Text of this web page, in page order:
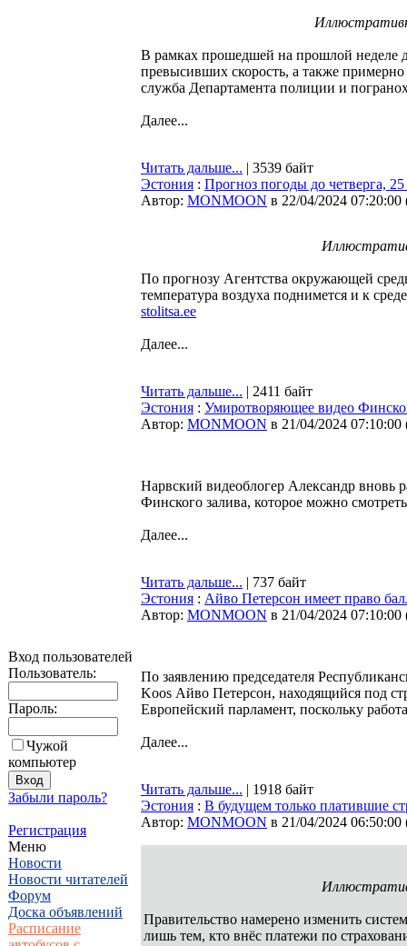
Вход пользователей
Пользователь:
Пароль:
Чужой
компьютер
Забыли пароль?
Регистрация
Меню
Новости
Новости читателей
Форум
Доска объявлений
Расписание
В рамках прошедшей на прошлой неделе
превысивших скорость, а также
служба Департамента полиции и
Далее...
Читать дальше... | 3539 байт
Эстония : Прогноз погоды до четверга, 25
Автор: MONMOON в 22/04/2024 07:20:00
По прогнозу Агентства окружающей
температура воздуха поднимется и к
stolitsa.ee
Далее...
Читать дальше... | 2411 байт
Эстония : Умиротворяющее видео
Автор: MONMOON в 21/04/2024 07:10:00
Нарвский видеоблогер Александр вновь
Финского залива, которое можно
Далее...
Читать дальше... | 737 байт
Эстония : Айво Петерсон имеет право
Автор: MONMOON в 21/04/2024 07:10:00
По заявлению председателя
Koos Айво Петерсон, находящийся под
Европейский парламент, поскольку
Далее...
Читать дальше... | 1918 байт
Эстония : В будущем только платившие
Автор: MONMOON в 21/04/2024 06:50:00
Правительство намерено изменить
лишь тем, кто внёс платежи по